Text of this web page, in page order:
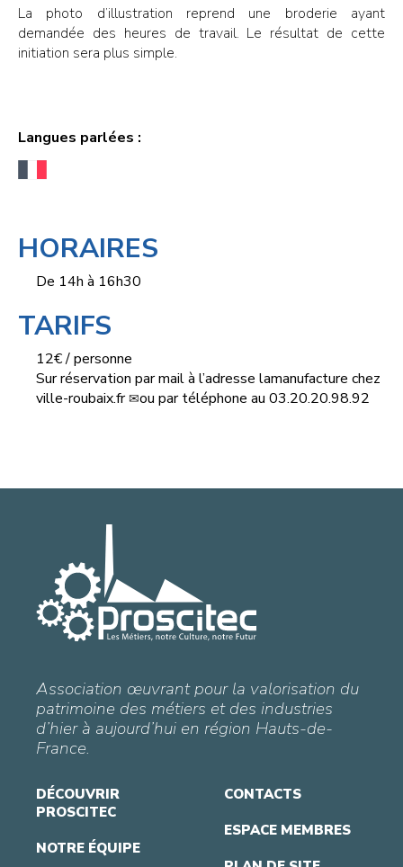
La photo d’illustration reprend une broderie ayant
demandée des heures de travail. Le résultat de cette
initiation sera plus simple.
Langues parlées :
HORAIRES
De 14h à 16h30
TARIFS
12€ / personne
Sur réservation par mail à l’adresse lamanufacture chez
ville-roubaix.fr
ou par téléphone au 03.20.20.98.92
Association œuvrant pour la valorisation du
patrimoine des métiers et des industries
d’hier à aujourd’hui en région Hauts-de-
France.
DÉCOUVRIR
PROSCITEC
NOTRE ÉQUIPE
CONTACTS
ESPACE MEMBRES